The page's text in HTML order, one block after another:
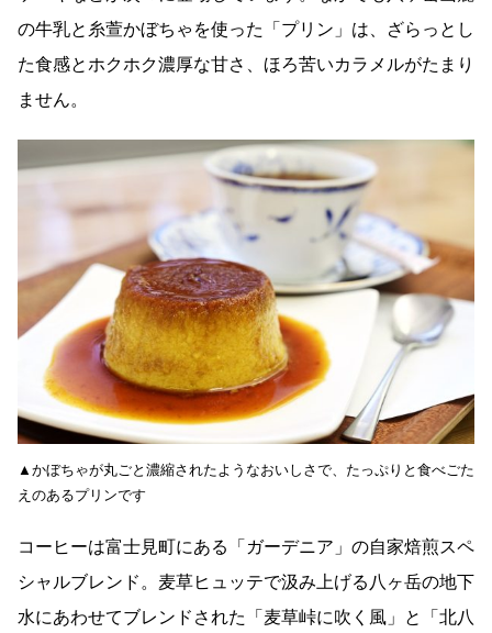
の牛乳と糸萱かぼちゃを使った「プリン」は、ざらっとし
た食感とホクホク濃厚な甘さ、ほろ苦いカラメルがたまり
ません。
▲かぼちゃが丸ごと濃縮されたようなおいしさで、たっぷりと食べごた
えのあるプリンです
コーヒーは富士見町にある「ガーデニア」の自家焙煎スペ
シャルブレンド。麦草ヒュッテで汲み上げる八ヶ岳の地下
水にあわせてブレンドされた「麦草峠に吹く風」と「北八